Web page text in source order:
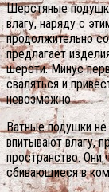
Шерстяные
влагу, наряду с
продолжительно
предлагает
шерсти. Минус
сваляться и
невозможно.
Ватные подушки не
впитывают влагу,
пространство. Они
сбивающиеся в